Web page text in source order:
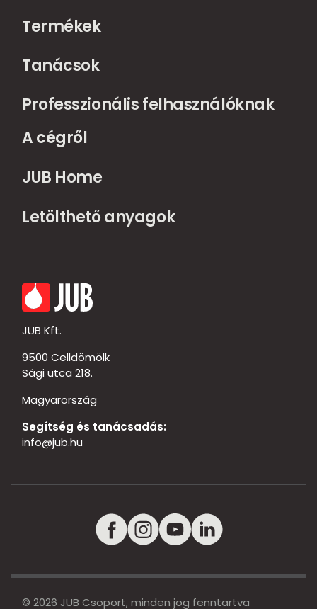
Termékek
Tanácsok
Professzionális felhasználóknak
A cégről
JUB Home
Letölthető anyagok
JUB Kft.
9500 Celldömölk
Sági utca 218.
Magyarország
Segítség és tanácsadás:
info@jub.hu
© 2026 JUB Csoport, minden jog fenntartva